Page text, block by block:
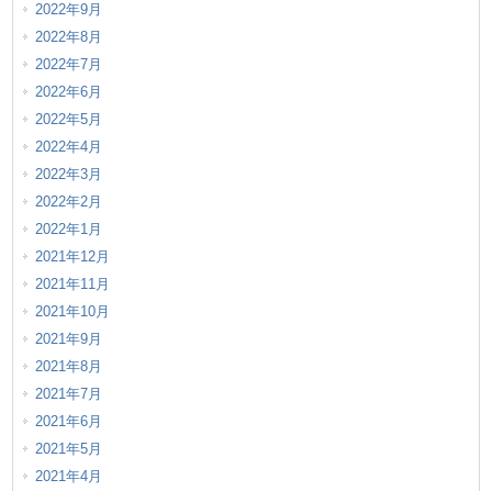
2022年9月
2022年8月
2022年7月
2022年6月
2022年5月
2022年4月
2022年3月
2022年2月
2022年1月
2021年12月
2021年11月
2021年10月
2021年9月
2021年8月
2021年7月
2021年6月
2021年5月
2021年4月